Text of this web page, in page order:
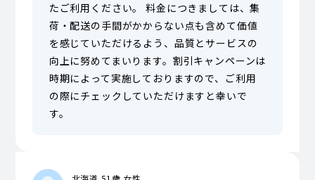
たご利用ください。 料金につきましては、集
荷・配送の手間がかからない点も含めて価値
を感じていただけるよう、品質とサービスの
向上に努めてまいります。割引キャンペーンは
時期によって実施しておりますので、ご利用
の際にチェックしていただけますと幸いで
す。